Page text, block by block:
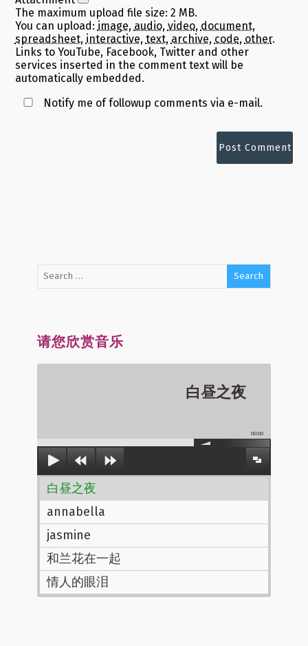
The maximum upload file size: 2 MB.
You can upload: image, audio, video, document,
spreadsheet, interactive, text, archive, code, other.
Links to YouTube, Facebook, Twitter and other
services inserted in the comment text will be
automatically embedded.
Notify me of followup comments via e-mail.
请您欣赏音乐
白昼之夜
00:00
白昼之夜
annabella
jasmine
和兰花在一起
情人的眼泪